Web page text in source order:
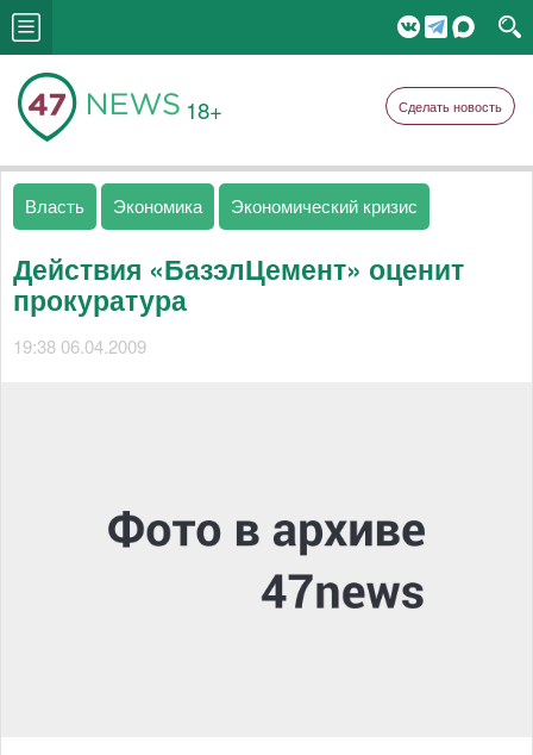
18+ Сделать новость
Власть Экономика Экономический кризис
Действия «БазэлЦемент» оценит
прокуратура
19:38 06.04.2009